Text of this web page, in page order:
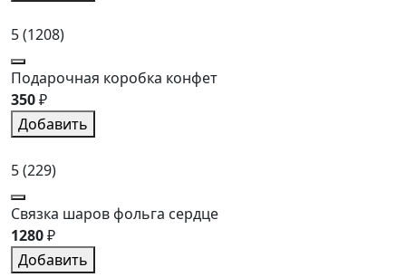
5(1208)
Подарочная коробка конфет
350₽
Добавить
5(229)
Связка шаров фольга сердце
1280₽
Добавить